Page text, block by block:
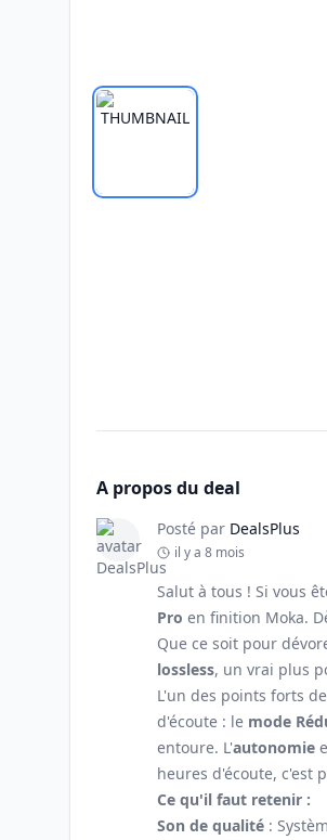
A propos du deal
Posté par DealsPlus
il y a 8 mois
Salut à tous ! Si vous
Pro en finition Moka.
Que ce soit pour
lossless, un vrai plus
L'un des points forts
d'écoute : le mode
entoure. L'autonomie
heures d'écoute, c'est
Ce qu'il faut retenir :
Son de qualité :